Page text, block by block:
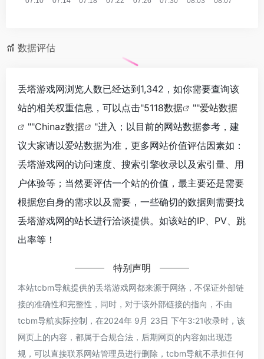
数据评估
丢塔游戏网浏览人数已经达到1,342，如你需要查询该
站的相关权重信息，可以点击"5118数据 ""爱站数据
""Chinaz数据
"进入；以目前的网站数据参考，建
议大家请以爱站数据为准，更多网站价值评估因素如：
丢塔游戏网的访问速度、搜索引擎收录以及索引量、用
户体验等；当然要评估一个站的价值，最主要还是需要
根据您自身的需求以及需要，一些确切的数据则需要找
丢塔游戏网的站长进行洽谈提供。如该站的IP、PV、跳
出率等！
特别声明
本站tcbm导航提供的丢塔游戏网都来源于网络，不保证外部链
接的准确性和完整性，同时，对于该外部链接的指向，不由
tcbm导航实际控制，在2024年 9月 23日 下午3:21收录时，该
网页上的内容，都属于合规合法，后期网页的内容如出现违
规，可以直接联系网站管理员进行删除，tcbm导航不承担任何